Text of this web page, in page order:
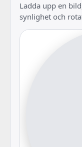
Ladda upp en
synlighet och